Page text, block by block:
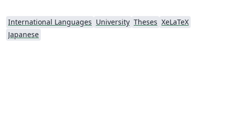
International Languages University Theses XeLaTeX
Japanese